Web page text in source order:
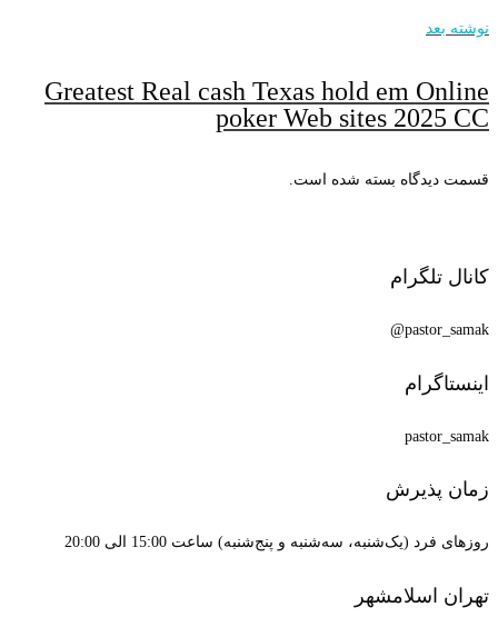
نوشته بعد
Greatest Real cash Texas hold em Online
poker Web sites 2025 CC
قسمت دیدگاه بسته شده است.
کانال تلگرام
pastor_samak@
اینستاگرام
pastor_samak
زمان پذیرش
روزهای فرد (یک‌شنبه، سه‌شنبه و پنج‌شنبه) ساعت 15:00 الی 20:00
تهران اسلامشهر